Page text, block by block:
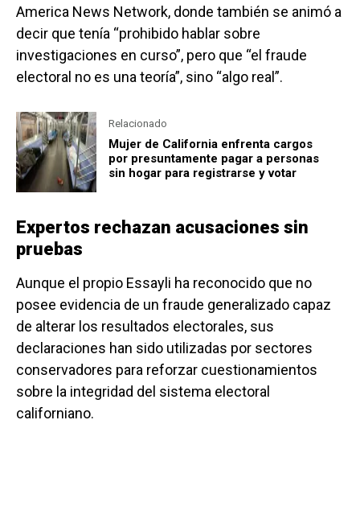
America News Network, donde también se animó a
decir que tenía “prohibido hablar sobre
investigaciones en curso”, pero que “el fraude
electoral no es una teoría”, sino “algo real”.
Relacionado
Mujer de California enfrenta cargos
por presuntamente pagar a personas
sin hogar para registrarse y votar
Expertos rechazan acusaciones sin
pruebas
Aunque el propio Essayli ha reconocido que no
posee evidencia de un fraude generalizado capaz
de alterar los resultados electorales, sus
declaraciones han sido utilizadas por sectores
conservadores para reforzar cuestionamientos
sobre la integridad del sistema electoral
californiano.